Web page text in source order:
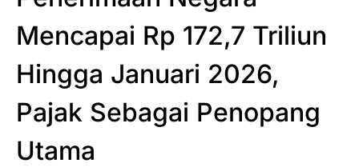
Mencapai Rp 172,7 Triliun
Hingga Januari 2026,
Pajak Sebagai Penopang
Utama